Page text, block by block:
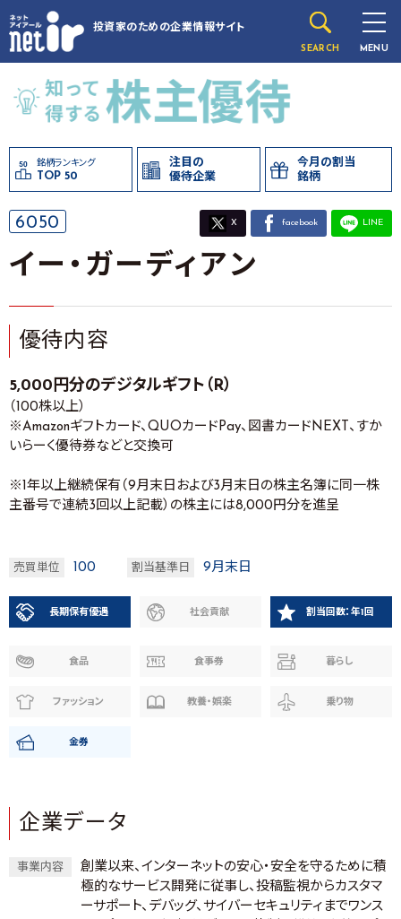
投資家のための企業情報サイト
SEARCH MENU
銘柄ランキング
TOP 50
注目の
優待企業
今月の割当
銘柄
6050 X facebook LINE
イー・ガーディアン
優待内容
5,000円分のデジタルギフト（R）
（100株以上）
※Amazonギフトカード、QUOカードPay、図書カードNEXT、すか
いらーく優待券などと交換可
※1年以上継続保有（9月末日および3月末日の株主名簿に同一株
主番号で連続3回以上記載）の株主には8,000円分を進呈
売買単位 100 割当基準日 9月末日
長期保有優遇 社会貢献 割当回数：年1回
食品 食事券 暮らし
ファッション 教養・娯楽 乗り物
金券
企業データ
事業内容
創業以来、インターネットの安心・安全を守るために積
極的なサービス開発に従事し、投稿監視からカスタマ
ーサポート、デバッグ、サイバーセキュリティまでワンス